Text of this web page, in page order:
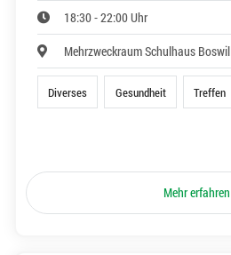
18:30 - 22:00 Uhr
Mehrzweckraum Schulhaus Boswil
Diverses Gesundheit Treffen
Mehr erfahren